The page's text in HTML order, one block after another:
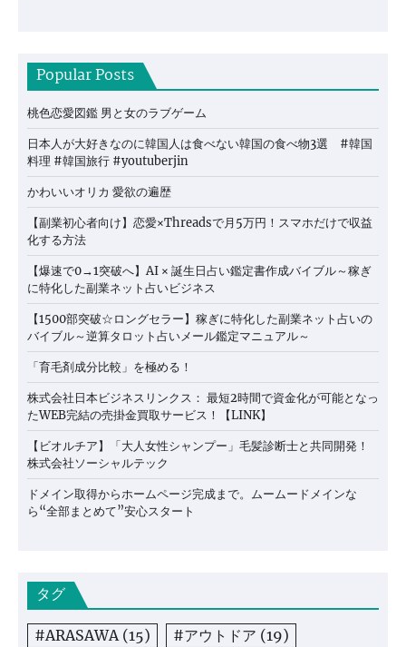
Popular Posts
桃色恋愛図鑑 男と女のラブゲーム
日本人が大好きなのに韓国人は食べない韓国の食べ物3選 #韓国
料理 #韓国旅行 #youtuberjin
かわいいオリカ 愛欲の遍歴
【副業初心者向け】恋愛×Threadsで月5万円！スマホだけで収益
化する方法
【爆速で0→1突破へ】AI × 誕生日占い鑑定書作成バイブル～稼ぎ
に特化した副業ネット占いビジネス
【1500部突破☆ロングセラー】稼ぎに特化した副業ネット占いの
バイブル～逆算タロット占いメール鑑定マニュアル～
「育毛剤成分比較」を極める！
株式会社日本ビジネスリンクス： 最短2時間で資金化が可能となっ
たWEB完結の売掛金買取サービス！【LINK】
【ビオルチア】「大人女性シャンプー」毛髪診断士と共同開発！
株式会社ソーシャルテック
ドメイン取得からホームページ完成まで。ムームードメインな
ら“全部まとめて”安心スタート
タグ
#ARASAWA (15) #アウトドア (19)